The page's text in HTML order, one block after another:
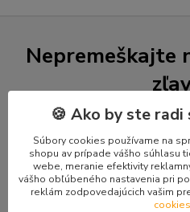
Nepremeškajte
Súhlasím so spracovaním osobných
Môžete sa kedykoľvek
🍪 Ako by ste radi
Súbory cookies používame na
shopu av prípade vášho súhlasu
webe, meranie efektivity
vášho obľúbeného nastavenia pri
reklám zodpovedajúcich vašim
cookies